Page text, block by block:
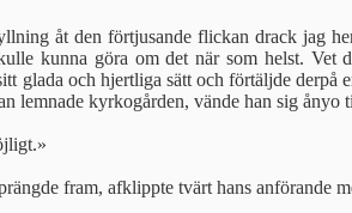
åt den förtjusande flickan drack jag
kunna göra om det när som helst.
glada och hjertliga sätt och förtäljde
lemnade kyrkogården, vände han sig ånyo
fram, afklippte tvärt hans anförande